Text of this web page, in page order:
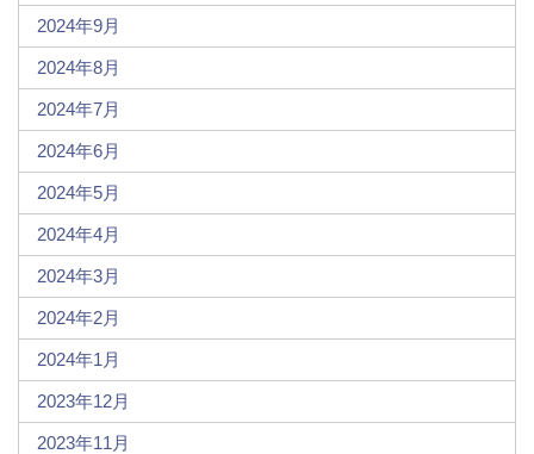
2024年9月
2024年8月
2024年7月
2024年6月
2024年5月
2024年4月
2024年3月
2024年2月
2024年1月
2023年12月
2023年11月